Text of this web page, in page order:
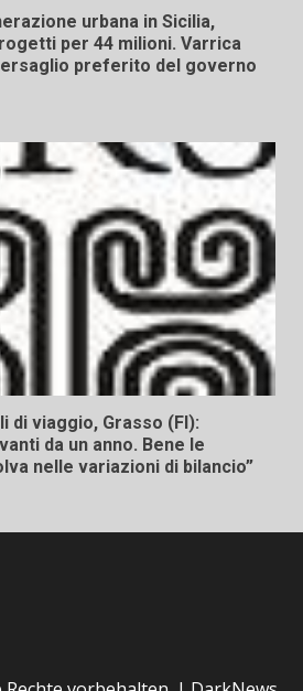
urbana in Sicilia,
per 44 milioni. Varrica
preferito del governo
di viaggio, Grasso (FI):
da un anno. Bene le
nelle variazioni di bilancio”